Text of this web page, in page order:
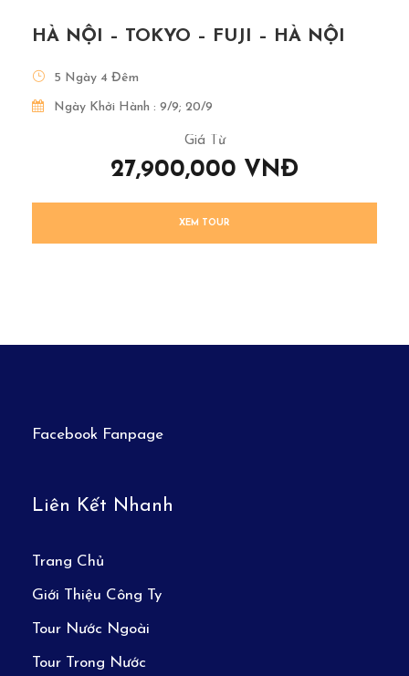
HÀ NỘI – TOKYO – FUJI – HÀ NỘI
5 Ngày 4 Đêm
Ngày Khởi Hành : 9/9; 20/9
Giá Từ
27,900,000 VNĐ
XEM TOUR
Facebook Fanpage
Liên Kết Nhanh
Trang Chủ
Giới Thiệu Công Ty
Tour Nước Ngoài
Tour Trong Nước